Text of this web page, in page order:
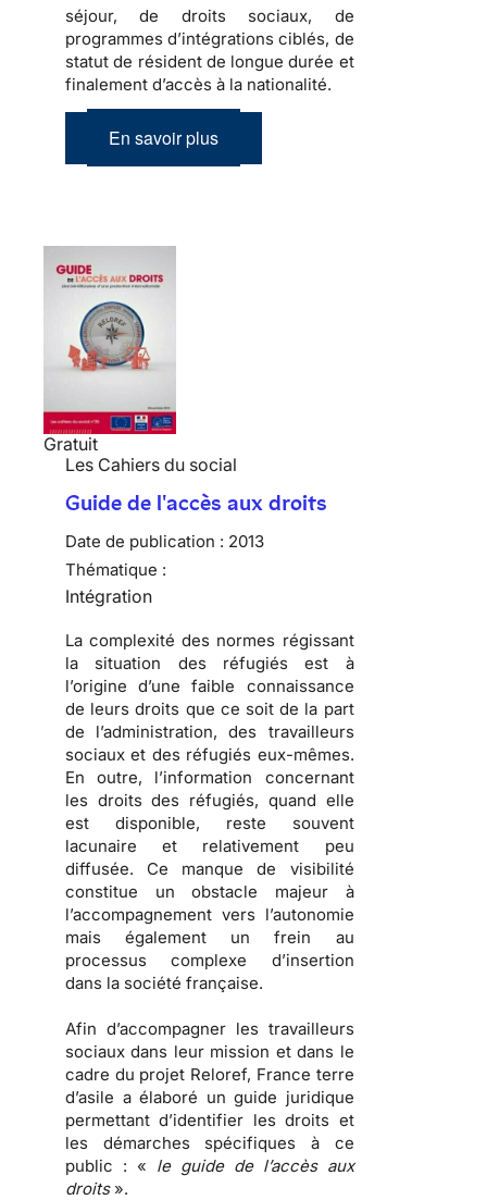
séjour, de droits sociaux, de
programmes d’intégrations ciblés, de
statut de résident de longue durée et
finalement d’accès à la nationalité.
En savoir plus
Gratuit
Les Cahiers du social
Guide de l'accès aux droits
Date de publication : 2013
Thématique :
Intégration
La complexité des normes régissant
la situation des réfugiés est à
l’origine d’une faible connaissance
de leurs droits que ce soit de la part
de l’administration, des travailleurs
sociaux et des réfugiés eux-mêmes.
En outre, l’information concernant
les droits des réfugiés, quand elle
est disponible, reste souvent
lacunaire et relativement peu
diffusée. Ce manque de visibilité
constitue un obstacle majeur à
l’accompagnement vers l’autonomie
mais également un frein au
processus complexe d’insertion
dans la société française.
Afin d’accompagner les travailleurs
sociaux dans leur mission et dans le
cadre du projet Reloref, France terre
d’asile a élaboré un guide juridique
permettant d’identifier les droits et
les démarches spécifiques à ce
public : « le guide de l’accès aux
droits».